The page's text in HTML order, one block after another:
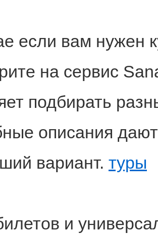
если вам нужен
на сервис
подбирать
описания
вариант. туры
и